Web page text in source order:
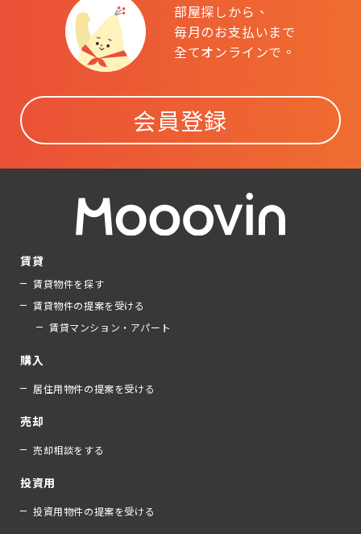
部屋探しから、
毎月のお支払いまで
全てオンラインで。
会員登録
賃貸
賃貸物件を探す
賃貸物件の提案を受ける
賃貸マンション・アパート
購入
居住用物件の提案を受ける
売却
売却相談をする
投資用
投資用物件の提案を受ける